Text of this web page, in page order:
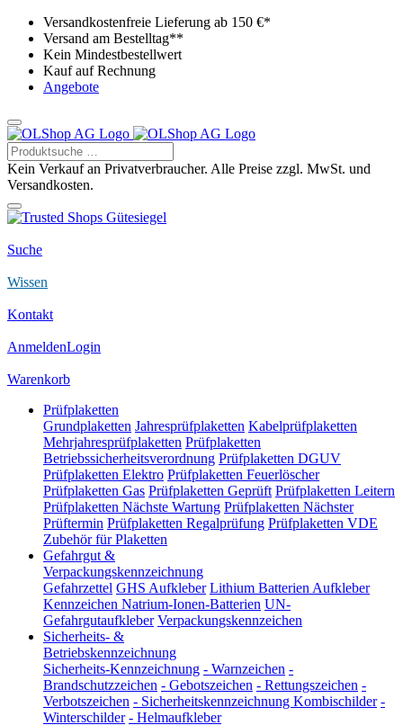
Versandkostenfreie Lieferung ab 150 €*
Versand am Bestelltag**
Kein Mindestbestellwert
Kauf auf Rechnung
Angebote
Kein Verkauf an Privatverbraucher. Alle Preise zzgl. MwSt. und
Versandkosten.
Suche
Wissen
Kontakt
AnmeldenLogin
Warenkorb
Prüfplaketten
Grundplaketten Jahresprüfplaketten Kabelprüfplaketten
Mehrjahresprüfplaketten Prüfplaketten
Betriebssicherheitsverordnung Prüfplaketten DGUV
Prüfplaketten Elektro Prüfplaketten Feuerlöscher
Prüfplaketten Gas Prüfplaketten Geprüft Prüfplaketten Leitern
Prüfplaketten Nächste Wartung Prüfplaketten Nächster
Prüftermin Prüfplaketten Regalprüfung Prüfplaketten VDE
Zubehör für Plaketten
Gefahrgut &
Verpackungskennzeichnung
Gefahrzettel GHS Aufkleber Lithium Batterien Aufkleber
Kennzeichen Natrium-Ionen-Batterien UN-
Gefahrgutaufkleber Verpackungskennzeichen
Sicherheits- &
Betriebskennzeichnung
Sicherheits-Kennzeichnung - Warnzeichen -
Brandschutzzeichen - Gebotszeichen - Rettungszeichen -
Verbotszeichen - Sicherheitskennzeichnung Kombischilder -
Winterschilder - Helmaufkleber